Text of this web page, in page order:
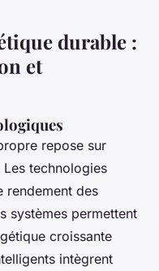
durable :
et
repose sur
Les technologies
rendement des
systèmes permettent
croissante
intègrent